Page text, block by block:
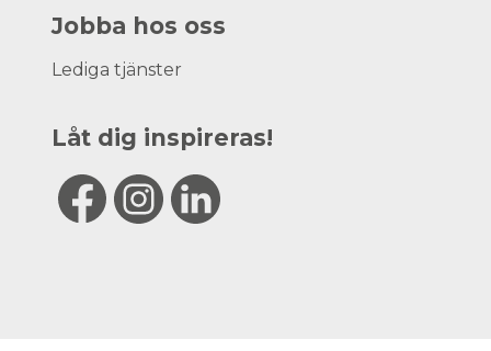
Jobba hos oss
Lediga tjänster
Låt dig inspireras!